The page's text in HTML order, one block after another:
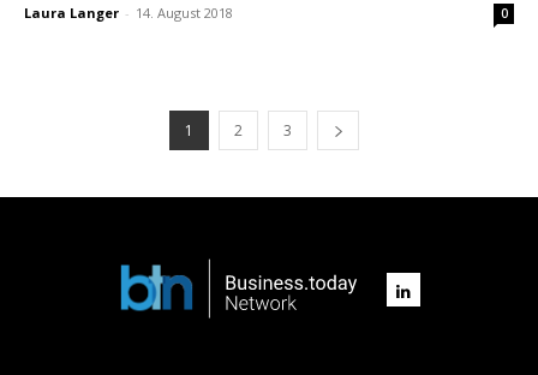
Laura Langer - 14. August 2018 0
1 2 3